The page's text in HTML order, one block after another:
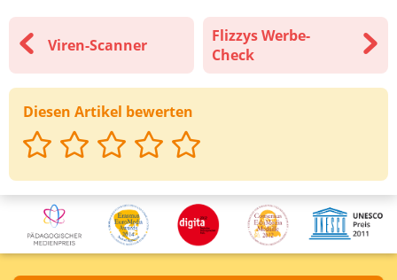
Viren-Scanner
Flizzys Werbe-
Check
Diesen Artikel bewerten
Deine Nachricht